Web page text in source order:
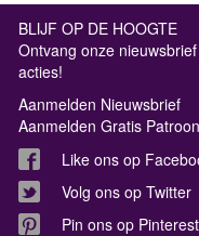
BLIJF OP DE HOOGTE
Ontvang onze
acties!
Aanmelden Nieuwsbrief
Aanmelden Gratis
Like ons op
Volg ons op Twitter
Pin ons op Pinterest